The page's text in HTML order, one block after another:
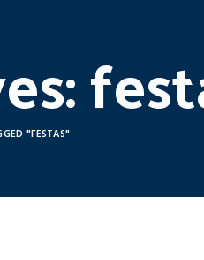
"FESTAS"